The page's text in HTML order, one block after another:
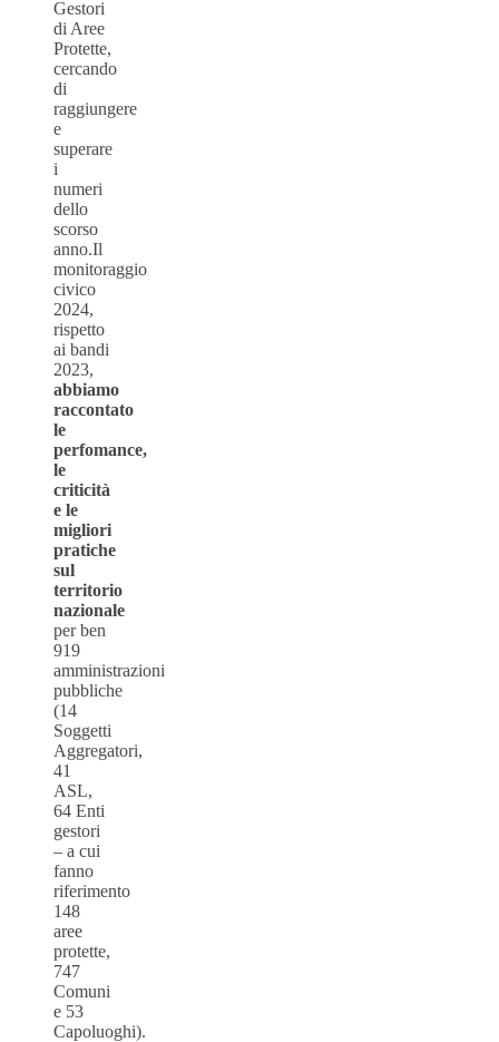
Gestori
di Aree
Protette,
cercando
di
raggiungere
e
superare
i
numeri
dello
scorso
anno.Il
monitoraggio
civico
2024,
rispetto
ai bandi
2023,
abbiamo
raccontato
le
perfomance,
le
criticità
e le
migliori
pratiche
sul
territorio
nazionale
per ben
919
amministrazioni
pubbliche
(14
Soggetti
Aggregatori,
41
ASL,
64 Enti
gestori
– a cui
fanno
riferimento
148
aree
protette,
747
Comuni
e 53
Capoluoghi).